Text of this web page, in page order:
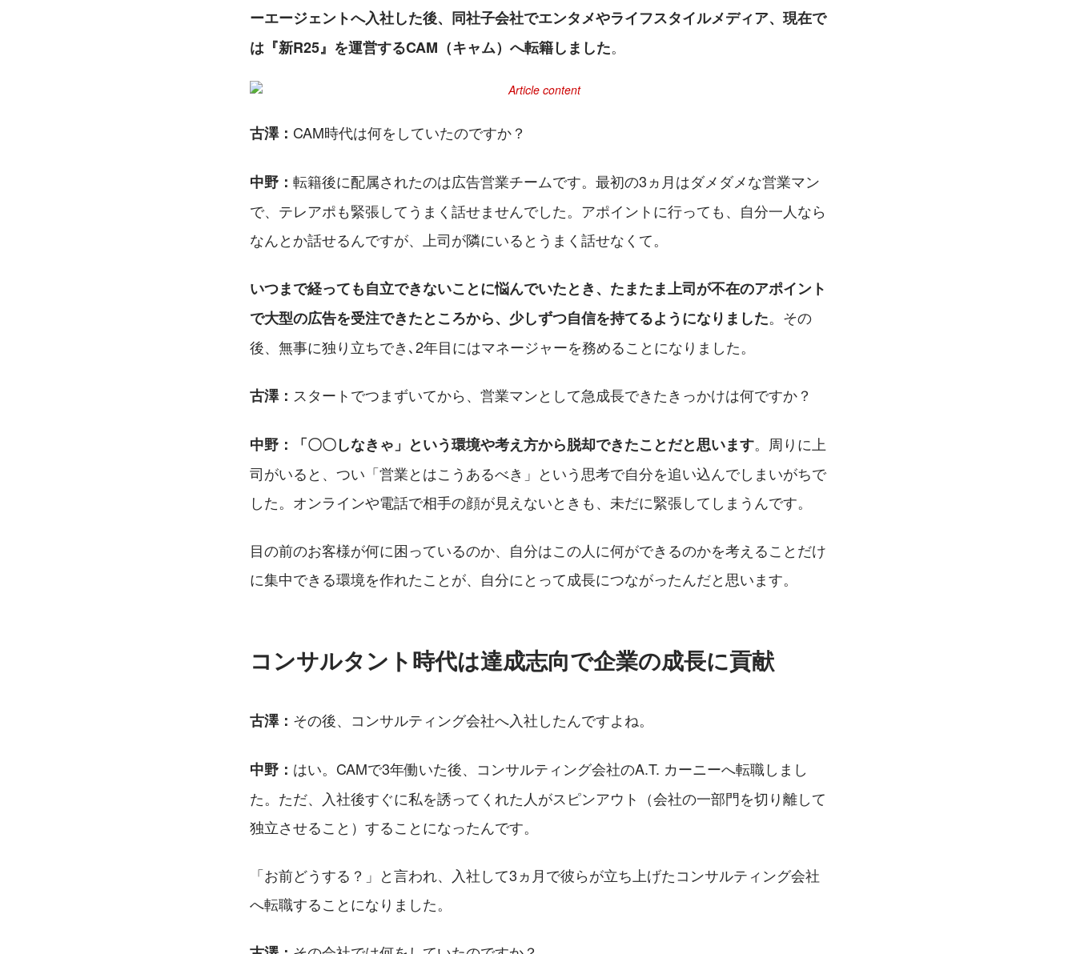
ーエージェントへ入社した後、同社子会社でエンタメやライフスタイルメディア、現在で
は『新R25』を運営するCAM（キャム）へ転籍しました。
古澤： CAM時代は何をしていたのですか？
中野： 転籍後に配属されたのは広告営業チームです。最初の3ヵ月はダメダメな営業マン
で、テレアポも緊張してうまく話せませんでした。アポイントに行っても、自分一人なら
なんとか話せるんですが、上司が隣にいるとうまく話せなくて。
いつまで経っても自立できないことに悩んでいたとき、たまたま上司が不在のアポイント
で大型の広告を受注できたところから、少しずつ自信を持てるようになりました。その
後、無事に独り立ちでき､2年目にはマネージャーを務めることになりました。
古澤： スタートでつまずいてから、営業マンとして急成長できたきっかけは何ですか？
中野：「〇〇しなきゃ」という環境や考え方から脱却できたことだと思います。周りに上
司がいると、つい「営業とはこうあるべき」という思考で自分を追い込んでしまいがちで
した。オンラインや電話で相手の顔が見えないときも、未だに緊張してしまうんです。
目の前のお客様が何に困っているのか、自分はこの人に何ができるのかを考えることだけ
に集中できる環境を作れたことが、自分にとって成長につながったんだと思います。
コンサルタント時代は達成志向で企業の成長に貢献
古澤： その後、コンサルティング会社へ入社したんですよね。
中野： はい。CAMで3年働いた後、コンサルティング会社のA.T. カーニーへ転職しまし
た。ただ、入社後すぐに私を誘ってくれた人がスピンアウト（会社の一部門を切り離して
独立させること）することになったんです。
「お前どうする？」と言われ、入社して3ヵ月で彼らが立ち上げたコンサルティング会社
へ転職することになりました。